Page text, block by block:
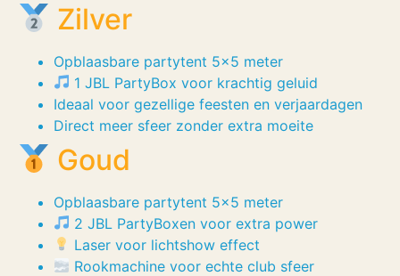
Zilver
Opblaasbare partytent 5×5 meter
1 JBL PartyBox voor krachtig geluid
Ideaal voor gezellige feesten en verjaardagen
Direct meer sfeer zonder extra moeite
Goud
Opblaasbare partytent 5×5 meter
2 JBL PartyBoxen voor extra power
Laser voor lichtshow effect
Rookmachine voor echte club sfeer